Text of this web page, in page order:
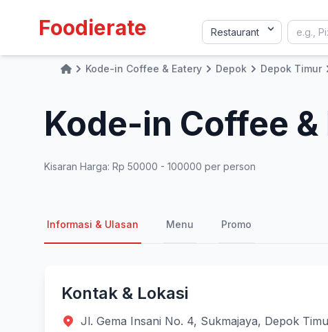
Foodierate
HomeKode-in Coffee & Eatery Depok Depok Timur
Kode-in Coffee &
Kisaran Harga: Rp 50000 - 100000 per person
Informasi & Ulasan Menu Promo
Kontak & Lokasi
Jl. Gema Insani No. 4, Sukmajaya, Depok